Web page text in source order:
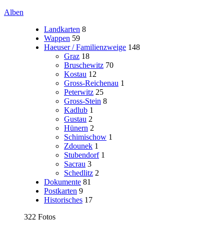
Alben
Landkarten 8
Wappen 59
Haeuser / Familienzweige 148
Graz 18
Bruschewitz 70
Kostau 12
Gross-Reichenau 1
Peterwitz 25
Gross-Stein 8
Kadlub 1
Gustau 2
Hünern 2
Schimischow 1
Zdounek 1
Stubendorf 1
Sacrau 3
Schedlitz 2
Dokumente 81
Postkarten 9
Historisches 17
322 Fotos